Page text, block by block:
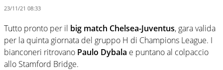
23/11/21 08:33
Tutto pronto per il big match Chelsea-Juventus, gara valida
per la quinta giornata del gruppo H di Champions League. I
bianconeri ritrovano Paulo Dybala e puntano al colpaccio
allo Stamford Bridge.